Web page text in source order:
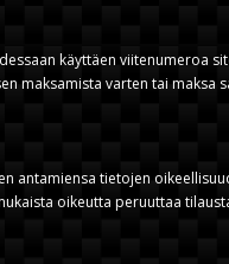
käyttäen viitenumeroa
varten tai maksa
antamiensa tietojen
oikeutta peruuttaa